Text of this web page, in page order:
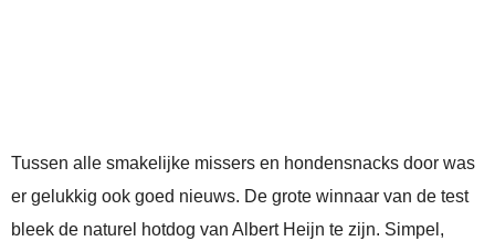
Tussen alle smakelijke missers en hondensnacks door was
er gelukkig ook goed nieuws. De grote winnaar van de test
bleek de naturel hotdog van Albert Heijn te zijn. Simpel,